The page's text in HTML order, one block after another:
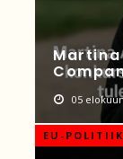
Martina
05
EU-